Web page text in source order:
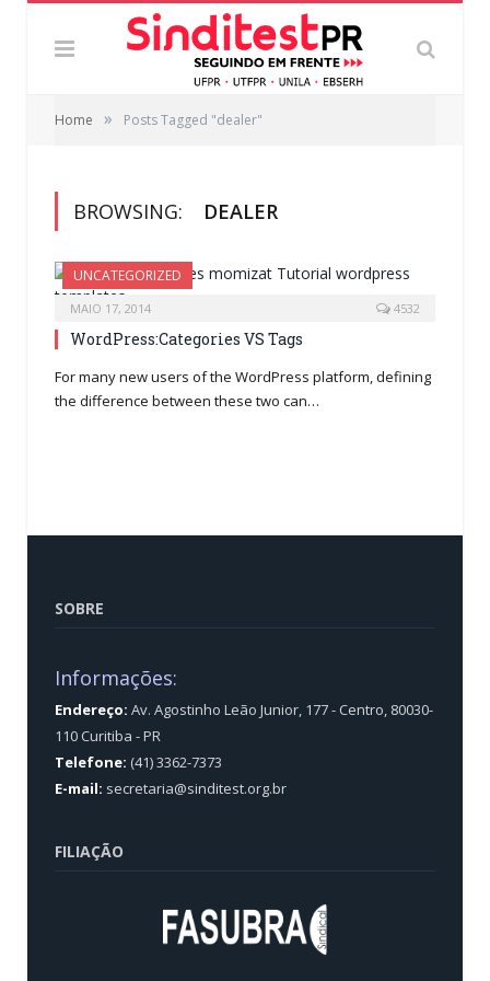
Home » Posts Tagged "dealer"
BROWSING: DEALER
UNCATEGORIZED
MAIO 17, 2014 4532
WordPress:Categories VS Tags
For many new users of the WordPress platform, defining
the difference between these two can…
SOBRE
Informações:
Endereço: Av. Agostinho Leão Junior, 177 - Centro, 80030-
110 Curitiba - PR
Telefone: (41) 3362-7373
E-mail: secretaria@sinditest.org.br
FILIAÇÃO